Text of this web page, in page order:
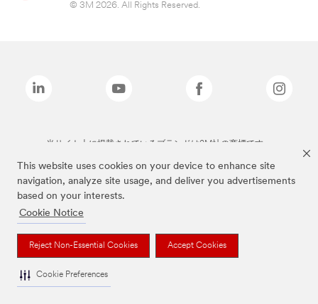
This website uses cookies on your device to enhance site
navigation, analyze site usage, and deliver you advertisements
based on your interests.
Cookie Notice
Reject Non-Essential Cookies Accept Cookies
Cookie Preferences
© 3M 2026. All Rights Reserved.
当サイト上に掲載されているブランドは3M社の商標です。